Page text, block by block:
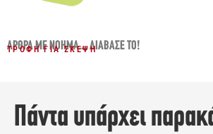
ΆΡΘΡΑ ΜΕ ΝΌΗΜΑ...,ΔΙΆΒΑΣΈ ΤΟ!
ΤΡΟΦΉ ΓΙΑ ΣΚΈΨΗ
Πάντα υπάρχει